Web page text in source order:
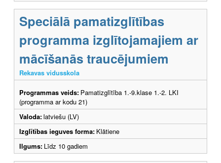
Speciālā pamatizglītības
programma izglītojamajiem ar
mācīšanās traucējumiem
Rekavas vidusskola
Programmas veids: Pamatizglītība 1.-9.klase 1.-2. LKI
(programma ar kodu 21)
Valoda:latviešu (LV)
Izglītības ieguves forma: Klātiene
Ilgums: Līdz 10 gadiem